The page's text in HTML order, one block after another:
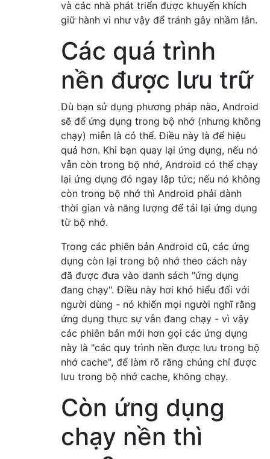
và các nhà phát triển được khuyến khích
giữ hành vi như vậy để tránh gây nhầm lẫn.
Các quá trình
nền được lưu trữ
Dù bạn sử dụng phương pháp nào, Android
sẽ để ứng dụng trong bộ nhớ (nhưng không
chạy) miễn là có thể. Điều này là để hiệu
quả hơn. Khi bạn quay lại ứng dụng, nếu nó
vẫn còn trong bộ nhớ, Android có thể chạy
lại ứng dụng đó ngay lập tức; nếu nó không
còn trong bộ nhớ thì Android phải dành
thời gian và năng lượng để tải lại ứng dụng
từ bộ nhớ.
Trong các phiên bản Android cũ, các ứng
dụng còn lại trong bộ nhớ theo cách này
đã được đưa vào danh sách "ứng dụng
đang chạy". Điều này hơi khó hiểu đối với
người dùng - nó khiến mọi người nghĩ rằng
ứng dụng thực sự vẫn đang chạy - vì vậy
các phiên bản mới hơn gọi các ứng dụng
này là "các quy trình nền được lưu trong bộ
nhớ cache", để làm rõ rằng chúng chỉ được
lưu trong bộ nhớ cache, không chạy.
Còn ứng dụng
chạy nền thì